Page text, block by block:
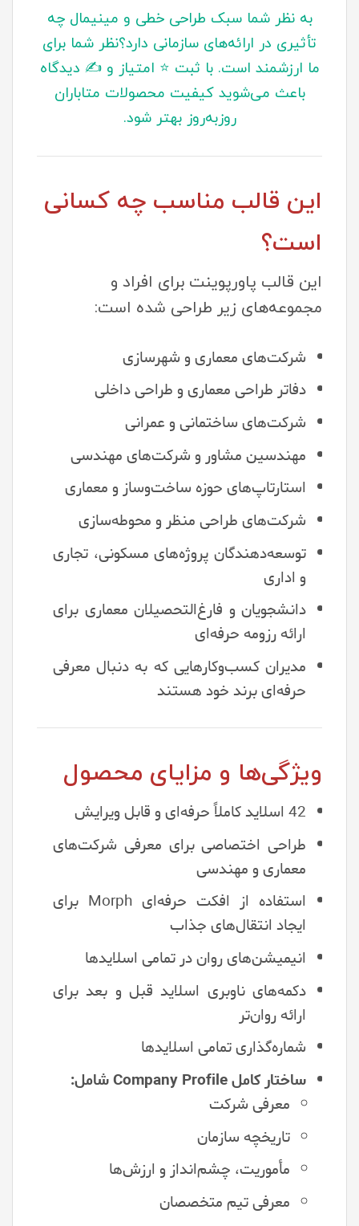
به نظر شما سبک طراحی خطی و مینیمال چه
تأثیری در ارائه‌های سازمانی دارد؟‌نظر شما برای
ما ارزشمند است. با ثبت ⭐ امتیاز و ✍️ دیدگاه
باعث می‌شوید کیفیت محصولات متاباران
روزبه‌روز بهتر شود.
این قالب مناسب چه کسانی
است؟
این قالب پاورپوینت برای افراد و
مجموعه‌های زیر طراحی شده است:
شرکت‌های معماری و شهرسازی
دفاتر طراحی معماری و طراحی داخلی
شرکت‌های ساختمانی و عمرانی
مهندسین مشاور و شرکت‌های مهندسی
استارتاپ‌های حوزه ساخت‌وساز و معماری
شرکت‌های طراحی منظر و محوطه‌سازی
توسعه‌دهندگان پروژه‌های مسکونی، تجاری
و اداری
دانشجویان و فارغ‌التحصیلان معماری برای
ارائه رزومه حرفه‌ای
مدیران کسب‌وکارهایی که به دنبال معرفی
حرفه‌ای برند خود هستند
ویژگی‌ها و مزایای محصول
42 اسلاید کاملاً حرفه‌ای و قابل ویرایش
طراحی اختصاصی برای معرفی شرکت‌های
معماری و مهندسی
استفاده از افکت حرفه‌ای Morph برای
ایجاد انتقال‌های جذاب
انیمیشن‌های روان در تمامی اسلایدها
دکمه‌های ناوبری اسلاید قبل و بعد برای
ارائه روان‌تر
شماره‌گذاری تمامی اسلایدها
ساختار کامل Company Profile شامل:
معرفی شرکت
تاریخچه سازمان
مأموریت، چشم‌انداز و ارزش‌ها
معرفی تیم متخصصان